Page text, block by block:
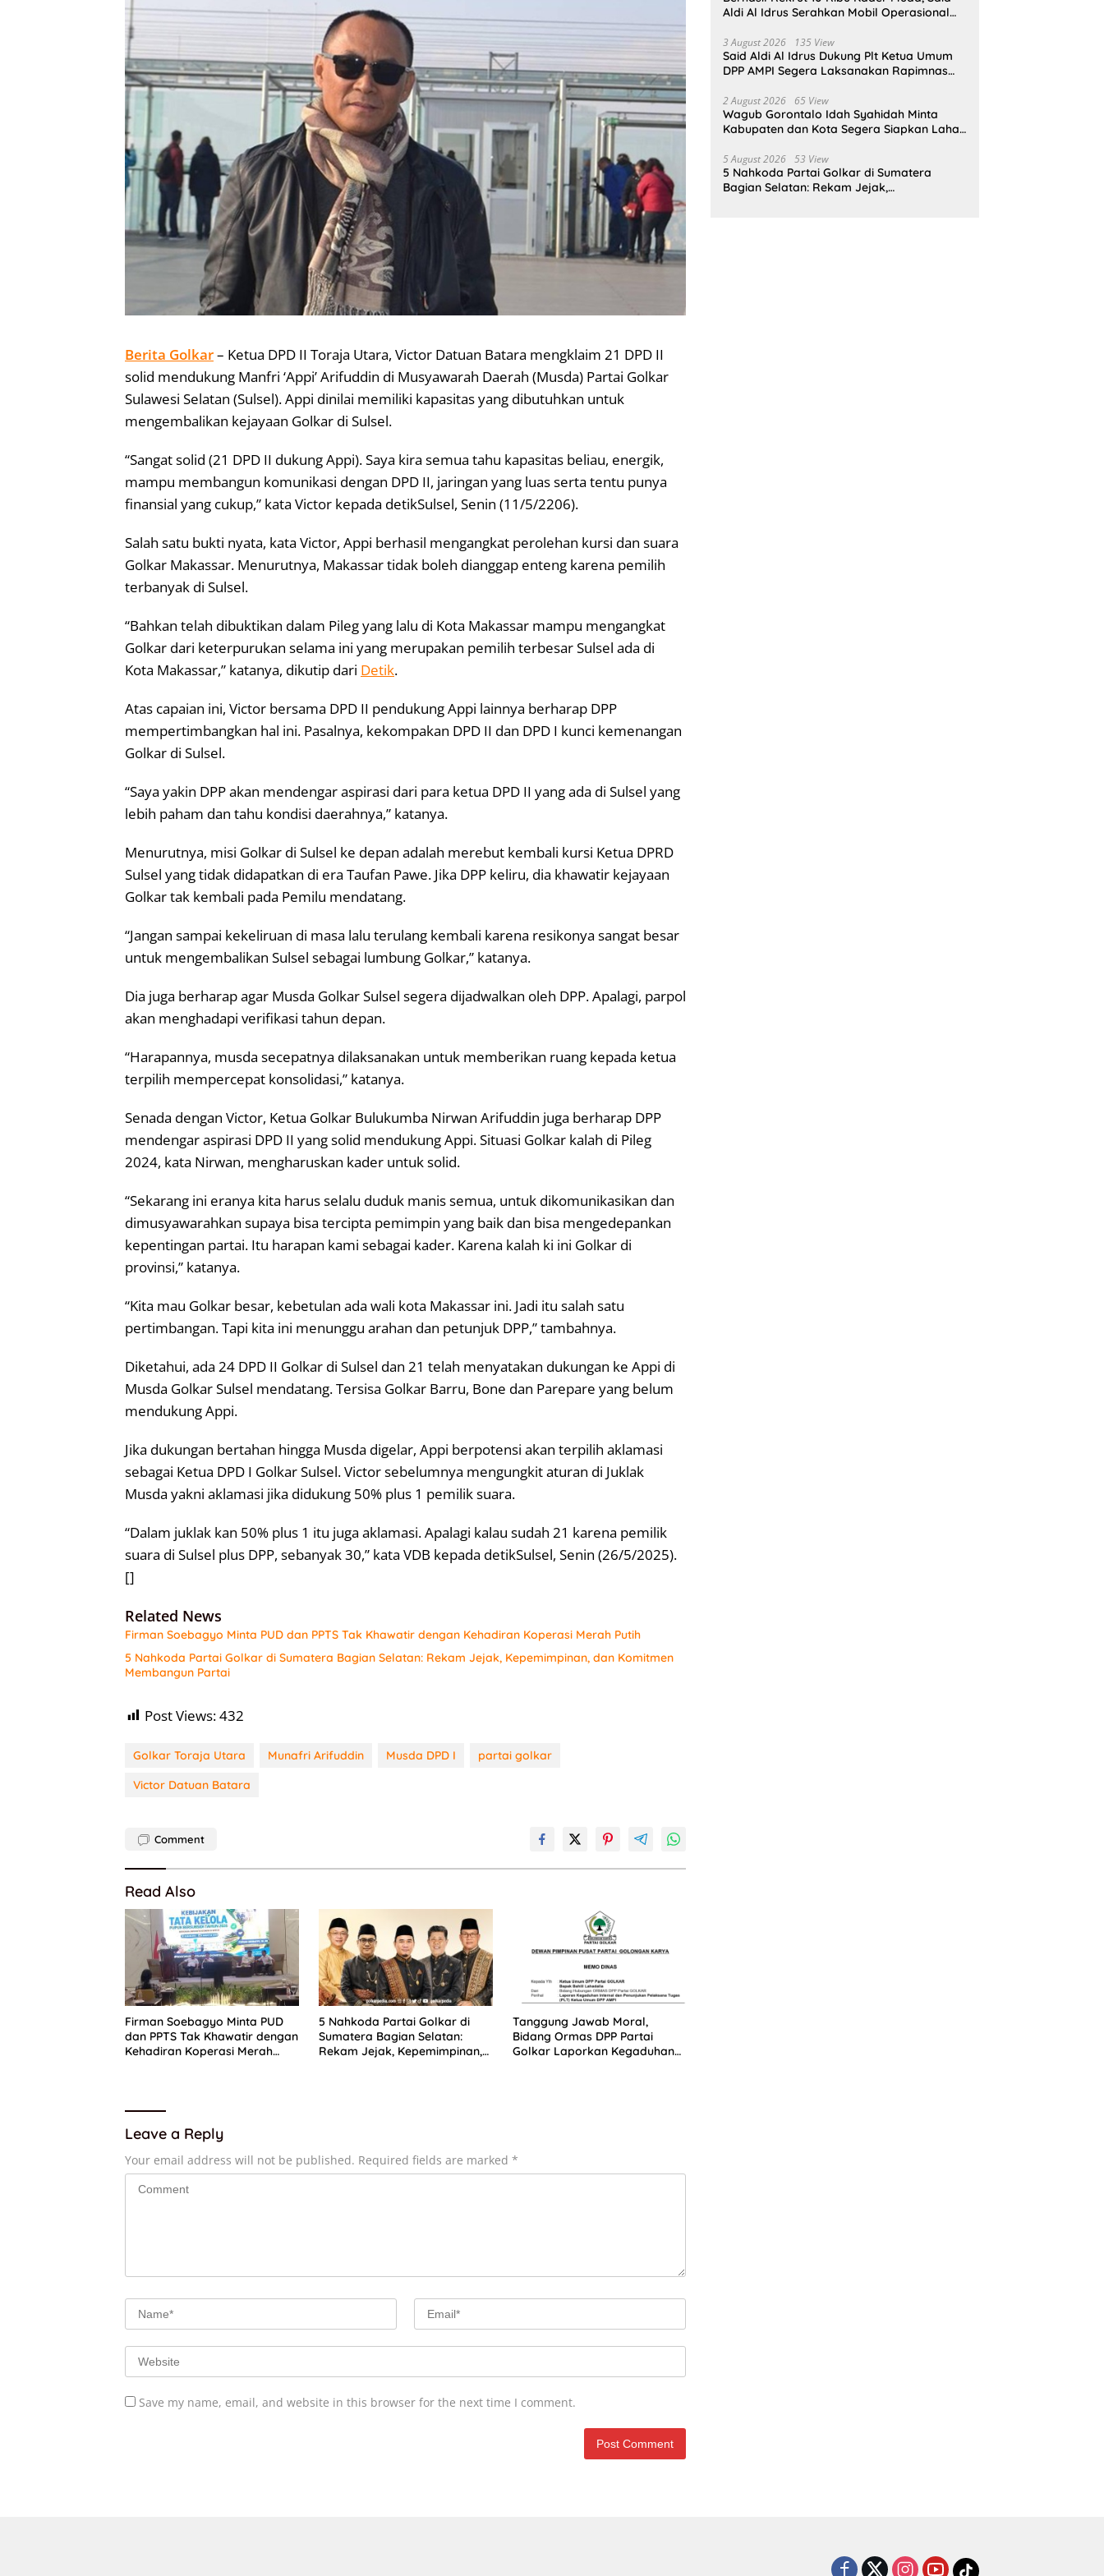
Berita Golkar– Ketua DPD II Toraja Utara, Victor Datuan Batara mengklaim 21 DPD II
solid mendukung Manfri ‘Appi’ Arifuddin di Musyawarah Daerah (Musda) Partai Golkar
Sulawesi Selatan (Sulsel). Appi dinilai memiliki kapasitas yang dibutuhkan untuk
mengembalikan kejayaan Golkar di Sulsel.
“Sangat solid (21 DPD II dukung Appi). Saya kira semua tahu kapasitas beliau, energik,
mampu membangun komunikasi dengan DPD II, jaringan yang luas serta tentu punya
finansial yang cukup,” kata Victor kepada detikSulsel, Senin (11/5/2206).
Salah satu bukti nyata, kata Victor, Appi berhasil mengangkat perolehan kursi dan suara
Golkar Makassar. Menurutnya, Makassar tidak boleh dianggap enteng karena pemilih
terbanyak di Sulsel.
“Bahkan telah dibuktikan dalam Pileg yang lalu di Kota Makassar mampu mengangkat
Golkar dari keterpurukan selama ini yang merupakan pemilih terbesar Sulsel ada di
Kota Makassar,” katanya, dikutip dari Detik.
Atas capaian ini, Victor bersama DPD II pendukung Appi lainnya berharap DPP
mempertimbangkan hal ini. Pasalnya, kekompakan DPD II dan DPD I kunci kemenangan
Golkar di Sulsel.
“Saya yakin DPP akan mendengar aspirasi dari para ketua DPD II yang ada di Sulsel yang
lebih paham dan tahu kondisi daerahnya,” katanya.
Menurutnya, misi Golkar di Sulsel ke depan adalah merebut kembali kursi Ketua DPRD
Sulsel yang tidak didapatkan di era Taufan Pawe. Jika DPP keliru, dia khawatir kejayaan
Golkar tak kembali pada Pemilu mendatang.
“Jangan sampai kekeliruan di masa lalu terulang kembali karena resikonya sangat besar
untuk mengembalikan Sulsel sebagai lumbung Golkar,” katanya.
Dia juga berharap agar Musda Golkar Sulsel segera dijadwalkan oleh DPP. Apalagi, parpol
akan menghadapi verifikasi tahun depan.
“Harapannya, musda secepatnya dilaksanakan untuk memberikan ruang kepada ketua
terpilih mempercepat konsolidasi,” katanya.
Senada dengan Victor, Ketua Golkar Bulukumba Nirwan Arifuddin juga berharap DPP
mendengar aspirasi DPD II yang solid mendukung Appi. Situasi Golkar kalah di Pileg
2024, kata Nirwan, mengharuskan kader untuk solid.
“Sekarang ini eranya kita harus selalu duduk manis semua, untuk dikomunikasikan dan
dimusyawarahkan supaya bisa tercipta pemimpin yang baik dan bisa mengedepankan
kepentingan partai. Itu harapan kami sebagai kader. Karena kalah ki ini Golkar di
provinsi,” katanya.
“Kita mau Golkar besar, kebetulan ada wali kota Makassar ini. Jadi itu salah satu
pertimbangan. Tapi kita ini menunggu arahan dan petunjuk DPP,” tambahnya.
Diketahui, ada 24 DPD II Golkar di Sulsel dan 21 telah menyatakan dukungan ke Appi di
Musda Golkar Sulsel mendatang. Tersisa Golkar Barru, Bone dan Parepare yang belum
mendukung Appi.
Jika dukungan bertahan hingga Musda digelar, Appi berpotensi akan terpilih aklamasi
sebagai Ketua DPD I Golkar Sulsel. Victor sebelumnya mengungkit aturan di Juklak
Musda yakni aklamasi jika didukung 50% plus 1 pemilik suara.
“Dalam juklak kan 50% plus 1 itu juga aklamasi. Apalagi kalau sudah 21 karena pemilik
suara di Sulsel plus DPP, sebanyak 30,” kata VDB kepada detikSulsel, Senin (26/5/2025).
[]
Related News
Firman Soebagyo Minta PUD dan PPTS Tak Khawatir dengan Kehadiran Koperasi Merah Putih
5 Nahkoda Partai Golkar di Sumatera Bagian Selatan: Rekam Jejak, Kepemimpinan, dan Komitmen
Membangun Partai
Post Views:432
Golkar Toraja Utara Munafri Arifuddin Musda DPD I
partai golkar
Victor Datuan Batara
Comment
Read Also
Firman Soebagyo Minta PUD
dan PPTS Tak Khawatir dengan
Kehadiran Koperasi Merah
5 Nahkoda Partai Golkar di
Sumatera Bagian Selatan:
Rekam Jejak, Kepemimpinan,
Tanggung Jawab Moral,
Bidang Ormas DPP Partai
Golkar Laporkan Kegaduhan
Leave a Reply
Your email address will not be published. Required fields are marked *
Save my name, email, and website in this browser for the next time I comment.
Aldi Al Idrus Serahkan Mobil Operasional
3 August 2026 135 View
Said Aldi Al Idrus Dukung Plt Ketua Umum
DPP AMPI Segera Laksanakan Rapimnas
2 August 2026 65 View
Wagub Gorontalo Idah Syahidah Minta
Kabupaten dan Kota Segera Siapkan Lahan
5 August 2026 53 View
5 Nahkoda Partai Golkar di Sumatera
Bagian Selatan: Rekam Jejak,